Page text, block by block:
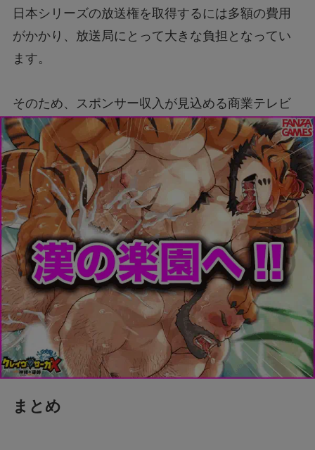
日本シリーズの放送権を取得するには多額の費用
がかかり、放送局にとって大きな負担となってい
ます。
そのため、スポンサー収入が見込める商業テレビ
局や、有料会員制のストリーミングサービスが主
に放送権を獲得する傾向にあります。
まとめ